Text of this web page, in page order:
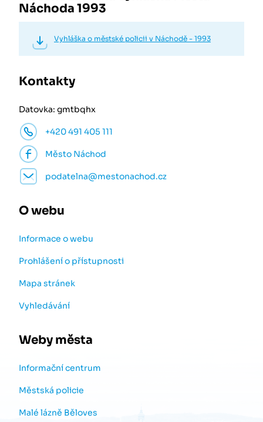
Náchoda 1993
Vyhláška o městské policii v Náchodě - 1993
Kontakty
Datovka: gmtbqhx
+420 491 405 111
Město Náchod
podatelna@mestonachod.cz
O webu
Informace o webu
Prohlášení o přístupnosti
Mapa stránek
Vyhledávání
Weby města
Informační centrum
Městská policie
Malé lázně Běloves